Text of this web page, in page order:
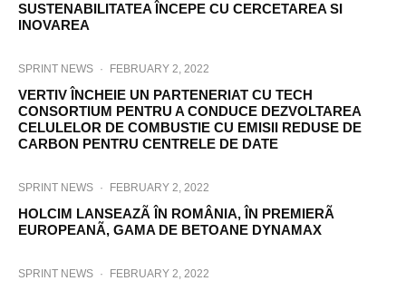
SUSTENABILITATEA ÎNCEPE CU CERCETAREA SI
INOVAREA
SPRINT NEWS · FEBRUARY 2, 2022
VERTIV ÎNCHEIE UN PARTENERIAT CU TECH
CONSORTIUM PENTRU A CONDUCE DEZVOLTAREA
CELULELOR DE COMBUSTIE CU EMISII REDUSE DE
CARBON PENTRU CENTRELE DE DATE
SPRINT NEWS · FEBRUARY 2, 2022
HOLCIM LANSEAZÃ ÎN ROMÂNIA, ÎN PREMIERÃ
EUROPEANÃ, GAMA DE BETOANE DYNAMAX
SPRINT NEWS · FEBRUARY 2, 2022